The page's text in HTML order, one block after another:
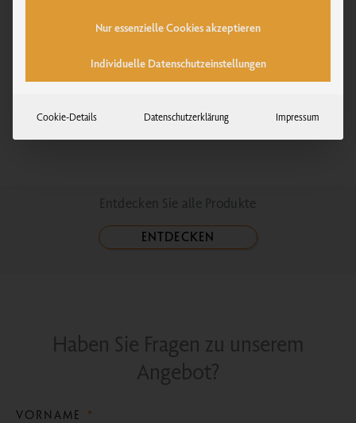
Entdecken Sie alle Produkte
ENTDECKEN
Haben Sie Fragen zu unserem
Angebot?
VORNAME
Nur essenzielle Cookies akzeptieren
Individuelle Datenschutzeinstellungen
Cookie-Details Datenschutzerklärung Impressum